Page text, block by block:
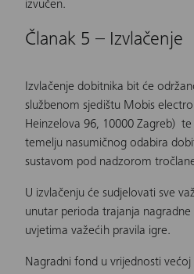
izvučen.
Članak 5 – Izvlačenje
Izvlačenje dobitnika bit će
službenom sjedištu Mobis
Heinzelova 96, 10000 Zagreb)
temelju nasumičnog odabira
sustavom pod nadzorom
U izvlačenju će sudjelovati sve
unutar perioda trajanja
uvjetima važećih pravila igre.
Nagradni fond u vrijednosti